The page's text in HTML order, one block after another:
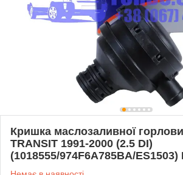
Кришка маслозаливної
TRANSIT 1991-2000 (2.5 DI)
(1018555/974F6A785BA/ES1503)